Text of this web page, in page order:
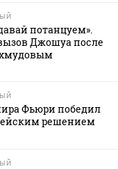
потанцуем».
Джошуа после
Фьюри победил
решением